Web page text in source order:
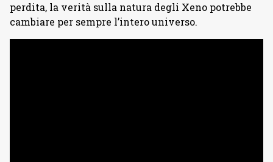
perdita, la verità sulla natura degli Xeno potrebbe
cambiare per sempre l’intero universo.